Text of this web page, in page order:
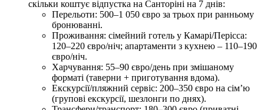
скільки коштує відпустка на Санторіні на 7 днів:
Перельоти: 500–1 050 євро за трьох при ранньому
бронюванні.
Проживання: сімейний готель у Камарі/Перісса:
120–220 євро/ніч; апартаменти з кухнею – 110–190
євро/ніч.
Харчування: 55–90 євро/день при змішаному
форматі (таверни + приготування вдома).
Екскурсії/пляжний сервіс: 200–350 євро на сім’ю
(групові екскурсії, шезлонги по днях).